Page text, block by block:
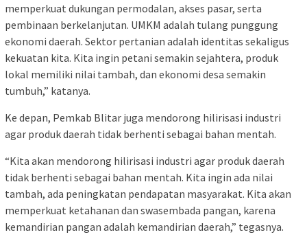
memperkuat dukungan permodalan, akses pasar, serta
pembinaan berkelanjutan. UMKM adalah tulang punggung
ekonomi daerah. Sektor pertanian adalah identitas sekaligus
kekuatan kita. Kita ingin petani semakin sejahtera, produk
lokal memiliki nilai tambah, dan ekonomi desa semakin
tumbuh,” katanya.
Ke depan, Pemkab Blitar juga mendorong hilirisasi industri
agar produk daerah tidak berhenti sebagai bahan mentah.
“Kita akan mendorong hilirisasi industri agar produk daerah
tidak berhenti sebagai bahan mentah. Kita ingin ada nilai
tambah, ada peningkatan pendapatan masyarakat. Kita akan
memperkuat ketahanan dan swasembada pangan, karena
kemandirian pangan adalah kemandirian daerah,” tegasnya.